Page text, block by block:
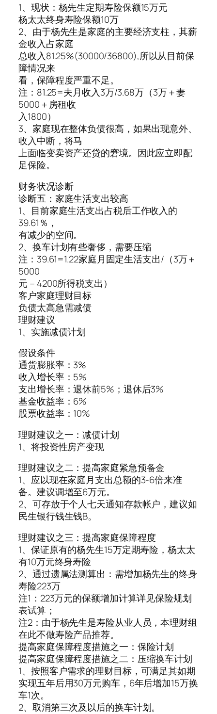
1、现状：杨先生定期寿险保额15万元
杨太太终身寿险保额10万
2、由于杨先生是家庭的主要经济支柱，其薪
金收入占家庭
总收入81.25%(30000/36800),所以从目前保
障情况来
看，保障程度严重不足。
注：81.25=夫月收入3万/3.68万（3万＋妻
5000＋房租收
入1800）
3、家庭现在整体负债很高，如果出现意外、
收入中断，将马
上面临变卖资产还贷的窘境。因此应立即配
足保险。
财务状况诊断
诊断五：家庭生活支出较高
1、目前家庭生活支出占税后工作收入的
39.61％，
有减少的空间。
2、换车计划有些奢侈，需要压缩
注：39.61=1.22家庭月固定生活支出/（3万＋
5000
元－4200所得税支出）
客户家庭理财目标
负债太高急需减债
理财建议
1、实施减债计划
假设条件
通货膨胀率：3%
收入增长率：5%
支出增长率：退休前5%；退休后3%
基金收益率：6%
股票收益率：10%
理财建议之一：减债计划
1、将投资性房产变现
理财建议之二：提高家庭紧急预备金
1、应以现在家庭月支出总额的3-6倍来准
备。建议调增至6万元。
2、可存放于个人七天通知存款帐户，建议如
民生银行钱生钱B。
理财建议之三：提高家庭保障程度
1、保证原有的杨先生15万定期寿险，杨太太
有10万元终身寿险
2、通过遗属法测算出：需增加杨先生的终身
寿险223万
注1：223万元的保额增加计算详见保险规划
表试算；
注2：由于杨先生是寿险从业人员，本理财组
在此不做寿险产品推荐。
提高家庭保障程度措施之一：保险计划
提高家庭保障程度措施之二：压缩换车计划
1、按照客户需求的理财目标，可满足其如期
实现五年后用30万元购车，6年后增加15万换
车1次。
2、取消第三次及以后的换车计划。